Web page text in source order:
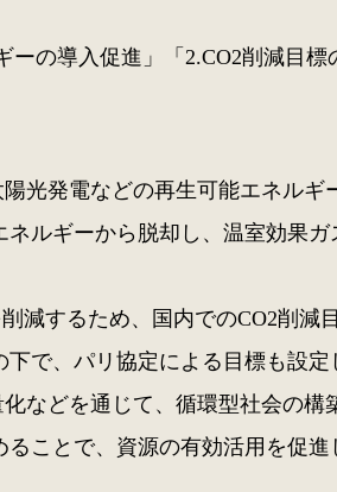
の導入促進」「2.CO2削減目
光発電などの再生可能エネルギ
ルギーから脱却し、温室効果ガ
するため、国内でのCO2削減
で、パリ協定による目標も設定
どを通じて、循環型社会の構
ことで、資源の有効活用を促進